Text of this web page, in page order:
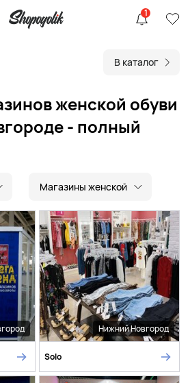
1
В каталог
женской обуви
- полный
Магазины женской
Нижний Новгород
Solo